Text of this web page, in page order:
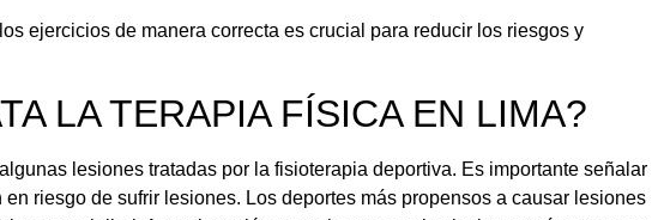
ejercicios de manera correcta es crucial para reducir los riesgos y
LA TERAPIA FÍSICA EN LIMA?
lesiones tratadas por la fisioterapia deportiva. Es importante señalar
riesgo de sufrir lesiones. Los deportes más propensos a causar lesiones